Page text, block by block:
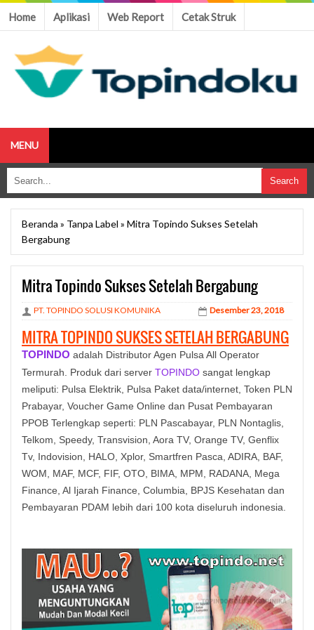
Home Aplikasi Web Report Cetak Struk
MENU
Beranda » Tanpa Label » Mitra Topindo Sukses Setelah
Bergabung
Mitra Topindo Sukses Setelah Bergabung
PT. TOPINDO SOLUSI KOMUNIKA Desember 23, 2018
MITRA TOPINDO SUKSES SETELAH BERGABUNG
TOPINDO adalah Distributor Agen Pulsa All Operator
Termurah. Produk dari server TOPINDO sangat lengkap
meliputi: Pulsa Elektrik, Pulsa Paket data/internet, Token PLN
Prabayar, Voucher Game Online dan Pusat Pembayaran
PPOB Terlengkap seperti: PLN Pascabayar, PLN Nontaglis,
Telkom, Speedy, Transvision, Aora TV, Orange TV, Genflix
Tv, Indovision, HALO, Xplor, Smartfren Pasca, ADIRA, BAF,
WOM, MAF, MCF, FIF, OTO, BIMA, MPM, RADANA, Mega
Finance, Al Ijarah Finance, Columbia, BPJS Kesehatan dan
Pembayaran PDAM lebih dari 100 kota diseluruh indonesia.